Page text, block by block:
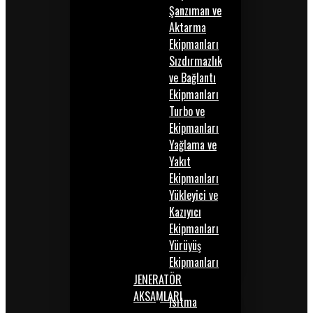
Şanzıman ve
Aktarma
Ekipmanları
Sızdırmazlık
ve Bağlantı
Ekipmanları
Turbo ve
Ekipmanları
Yağlama ve
Yakıt
Ekipmanları
Yükleyici ve
Kazıyıcı
Ekipmanları
Yürüyüş
Ekipmanları
JENERATÖR
AKSAMLARIIsıtma